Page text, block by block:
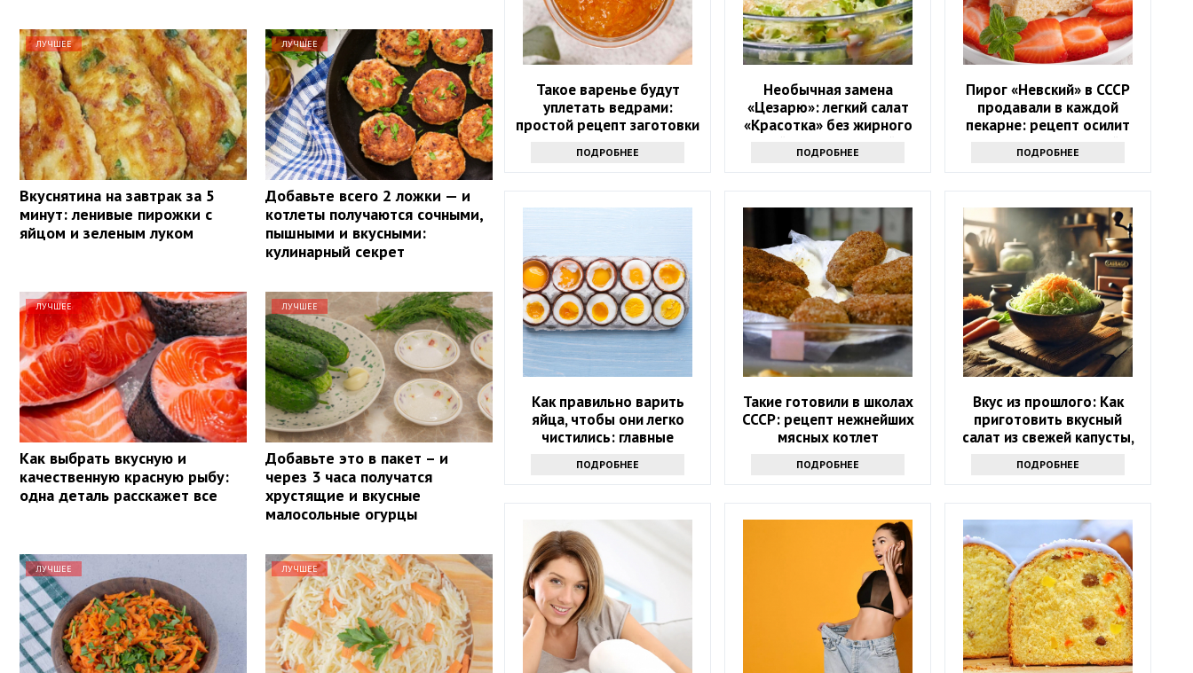
ЛУЧШЕЕ
Вкуснятина на завтрак за 5
минут: ленивые пирожки с
яйцом и зеленым луком
ЛУЧШЕЕ
Добавьте всего 2 ложки — и
котлеты получаются сочными,
пышными и вкусными:
кулинарный секрет
ЛУЧШЕЕ
Как выбрать вкусную и
качественную красную рыбу:
одна деталь расскажет все
ЛУЧШЕЕ
Добавьте это в пакет – и
через 3 часа получатся
хрустящие и вкусные
малосольные огурцы
ЛУЧШЕЕ ЛУЧШЕЕ
Такое варенье будут
уплетать ведрами:
простой рецепт заготовки
ПОДРОБНЕЕ
Необычная замена
«Цезарю»: легкий салат
«Красотка» без жирного
майонеза и сухарей
ПОДРОБНЕЕ
Пирог «Невский» в СССР
продавали в каждой
пекарне: рецепт осилит
даже неопытная хозяйка
ПОДРОБНЕЕ
Как правильно варить
яйца, чтобы они легко
чистились: главные
лайфхаки
ПОДРОБНЕЕ
Такие готовили в школах
СССР: рецепт нежнейших
мясных котлет
ПОДРОБНЕЕ
Вкус из прошлого: Как
приготовить вкусный
салат из свежей капусты,
как в советской школьной
столовой
ПОДРОБНЕЕ